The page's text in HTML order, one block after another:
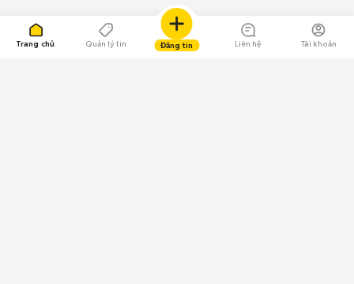
Trang chủ Quản lý tin Đăng tin Liên hệ Tài khoản